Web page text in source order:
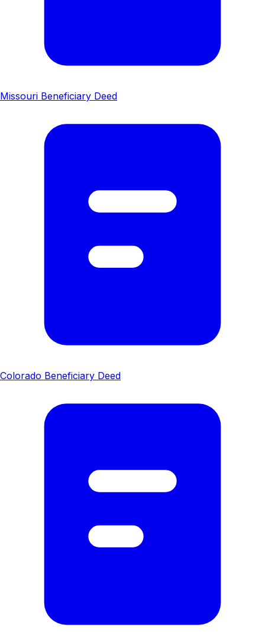
Missouri Beneficiary Deed
Colorado Beneficiary Deed